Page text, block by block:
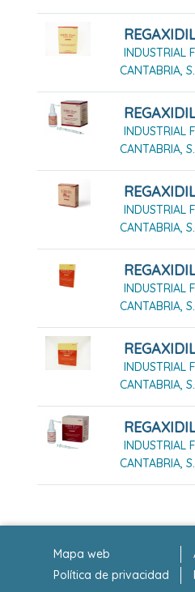
INDUSTRIAL
CANTABRIA,
INDUSTRIAL
CANTABRIA,
INDUSTRIAL
CANTABRIA,
INDUSTRIAL
CANTABRIA,
INDUSTRIAL
CANTABRIA,
INDUSTRIAL
CANTABRIA,
Mapa web
Política de privacidad